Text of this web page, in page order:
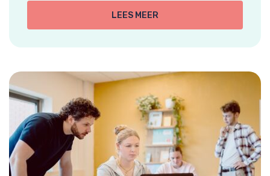
LEES MEER